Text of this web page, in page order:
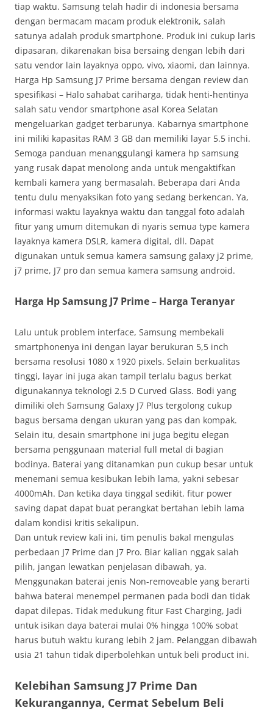
tiap waktu. Samsung telah hadir di indonesia bersama
dengan bermacam macam produk elektronik, salah
satunya adalah produk smartphone. Produk ini cukup laris
dipasaran, dikarenakan bisa bersaing dengan lebih dari
satu vendor lain layaknya oppo, vivo, xiaomi, dan lainnya.
Harga Hp Samsung J7 Prime bersama dengan review dan
spesifikasi – Halo sahabat cariharga, tidak henti-hentinya
salah satu vendor smartphone asal Korea Selatan
mengeluarkan gadget terbarunya. Kabarnya smartphone
ini miliki kapasitas RAM 3 GB dan memiliki layar 5.5 inchi.
Semoga panduan menanggulangi kamera hp samsung
yang rusak dapat menolong anda untuk mengaktifkan
kembali kamera yang bermasalah. Beberapa dari Anda
tentu dulu menyaksikan foto yang sedang berkencan. Ya,
informasi waktu layaknya waktu dan tanggal foto adalah
fitur yang umum ditemukan di nyaris semua type kamera
layaknya kamera DSLR, kamera digital, dll. Dapat
digunakan untuk semua kamera samsung galaxy j2 prime,
j7 prime, J7 pro dan semua kamera samsung android.
Harga Hp Samsung J7 Prime – Harga Teranyar
Lalu untuk problem interface, Samsung membekali
smartphonenya ini dengan layar berukuran 5,5 inch
bersama resolusi 1080 x 1920 pixels. Selain berkualitas
tinggi, layar ini juga akan tampil terlalu bagus berkat
digunakannya teknologi 2.5 D Curved Glass. Bodi yang
dimiliki oleh Samsung Galaxy J7 Plus tergolong cukup
bagus bersama dengan ukuran yang pas dan kompak.
Selain itu, desain smartphone ini juga begitu elegan
bersama penggunaan material full metal di bagian
bodinya. Baterai yang ditanamkan pun cukup besar untuk
menemani semua kesibukan lebih lama, yakni sebesar
4000mAh. Dan ketika daya tinggal sedikit, fitur power
saving dapat dapat buat perangkat bertahan lebih lama
dalam kondisi kritis sekalipun.
Dan untuk review kali ini, tim penulis bakal mengulas
perbedaan J7 Prime dan J7 Pro. Biar kalian nggak salah
pilih, jangan lewatkan penjelasan dibawah, ya.
Menggunakan baterai jenis Non-removeable yang berarti
bahwa baterai menempel permanen pada bodi dan tidak
dapat dilepas. Tidak medukung fitur Fast Charging, Jadi
untuk isikan daya baterai mulai 0% hingga 100% sobat
harus butuh waktu kurang lebih 2 jam. Pelanggan dibawah
usia 21 tahun tidak diperbolehkan untuk beli product ini.
Kelebihan Samsung J7 Prime Dan
Kekurangannya, Cermat Sebelum Beli